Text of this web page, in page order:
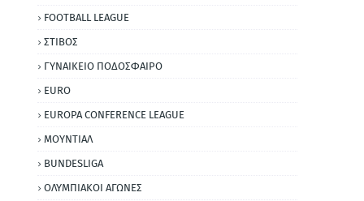
FOOTBALL LEAGUE
ΣΤΙΒΟΣ
ΓΥΝΑΙΚΕΙΟ ΠΟΔΟΣΦΑΙΡΟ
EURO
EUROPA CONFERENCE LEAGUE
ΜΟΥΝΤΙΑΛ
BUNDESLIGA
ΟΛΥΜΠΙΑΚΟΙ ΑΓΩΝΕΣ